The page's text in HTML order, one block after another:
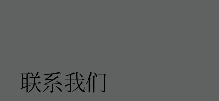
联系我们